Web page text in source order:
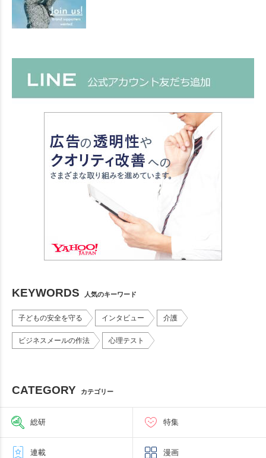
KEYWORDS 人気のキーワード
子どもの安全を守る インタビュー 介護
ビジネスメールの作法 心理テスト
CATEGORY カテゴリー
総研 特集
連載 漫画